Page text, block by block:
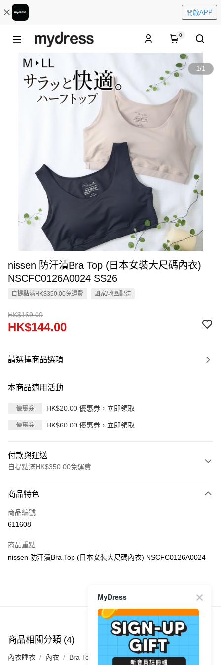
開啟APP
0
1/1
nissen 防汗漬Bra Top (日本女裝大尺碼內衣)
NSCFC0126A0024 SS26
自提點滿HK$350.00免運費 國家/地區配送
HK$169.00
HK$144.00
請選擇商品選項
本商品適用活動
優惠券 HK$20.00 優惠券，立即領取
優惠券 HK$60.00 優惠券，立即領取
付款與運送
自提點滿HK$350.00免運費
信用卡
Apple Pay
PayMe
每筆HK$40.00，滿HK$350.00或以上免運費
付款後順豐站及營業點
每筆HK$40.00，滿HK$350.00或以上免運費
商品特色
商品編號
611608
商品重點
nissen 防汗漬Bra Top (日本女裝大尺碼內衣) NSCFC0126A0024
商品推薦
商品相關分類 (4)
內衣睡衣 內衣 Bra Top
MyDress